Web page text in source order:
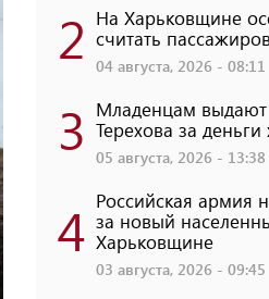
2 На Харьковщине
считать пассажиров
04 августа, 2026 - 08:11
3 Младенцам выдают
Терехова за
05 августа, 2026 - 13:38
4 Российская армия
за новый
Харьковщине
03 августа, 2026 - 09:45